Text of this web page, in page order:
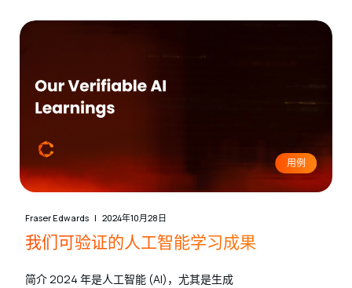
用例
我们可验证的人工智能学习成果
简介 2024 年是人工智能 (AI)，尤其是生成
Fraser Edwards 2024年10月28日